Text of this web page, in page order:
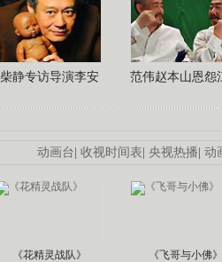
柴静专访导演李安 范伟赵本山恩怨
动画台| 收视时间表| 央视热播| 动
《花精灵战队》 《飞哥与小佛》